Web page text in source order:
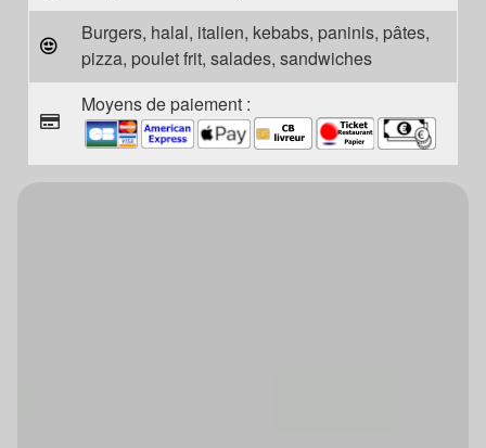
Burgers, halal, italien, kebabs, paninis, pâtes,
pizza, poulet frit, salades, sandwiches
Moyens de paiement :